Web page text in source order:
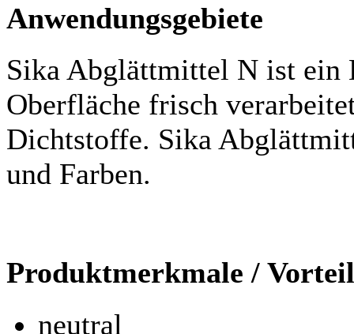
Anwendungsgebiete
Sika Abglättmittel N ist
Oberfläche frisch
Dichtstoffe. Sika
und Farben.
Produktmerkmale /
neutral